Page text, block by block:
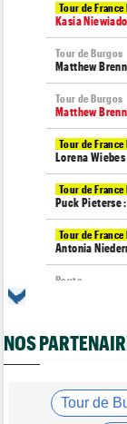
Tour de France
Kasia
Tour de Burgos
Matthew
Tour de Burgos
Matthew
Tour de France
Lorena
Tour de France
Puck Pieterse
Tour de France
Antonia
Route
Tour de Pologne
Jan Christen :
Kasia
NOS
Tour de